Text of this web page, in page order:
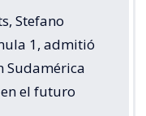
Stefano
1, admitió
Sudamérica
el futuro